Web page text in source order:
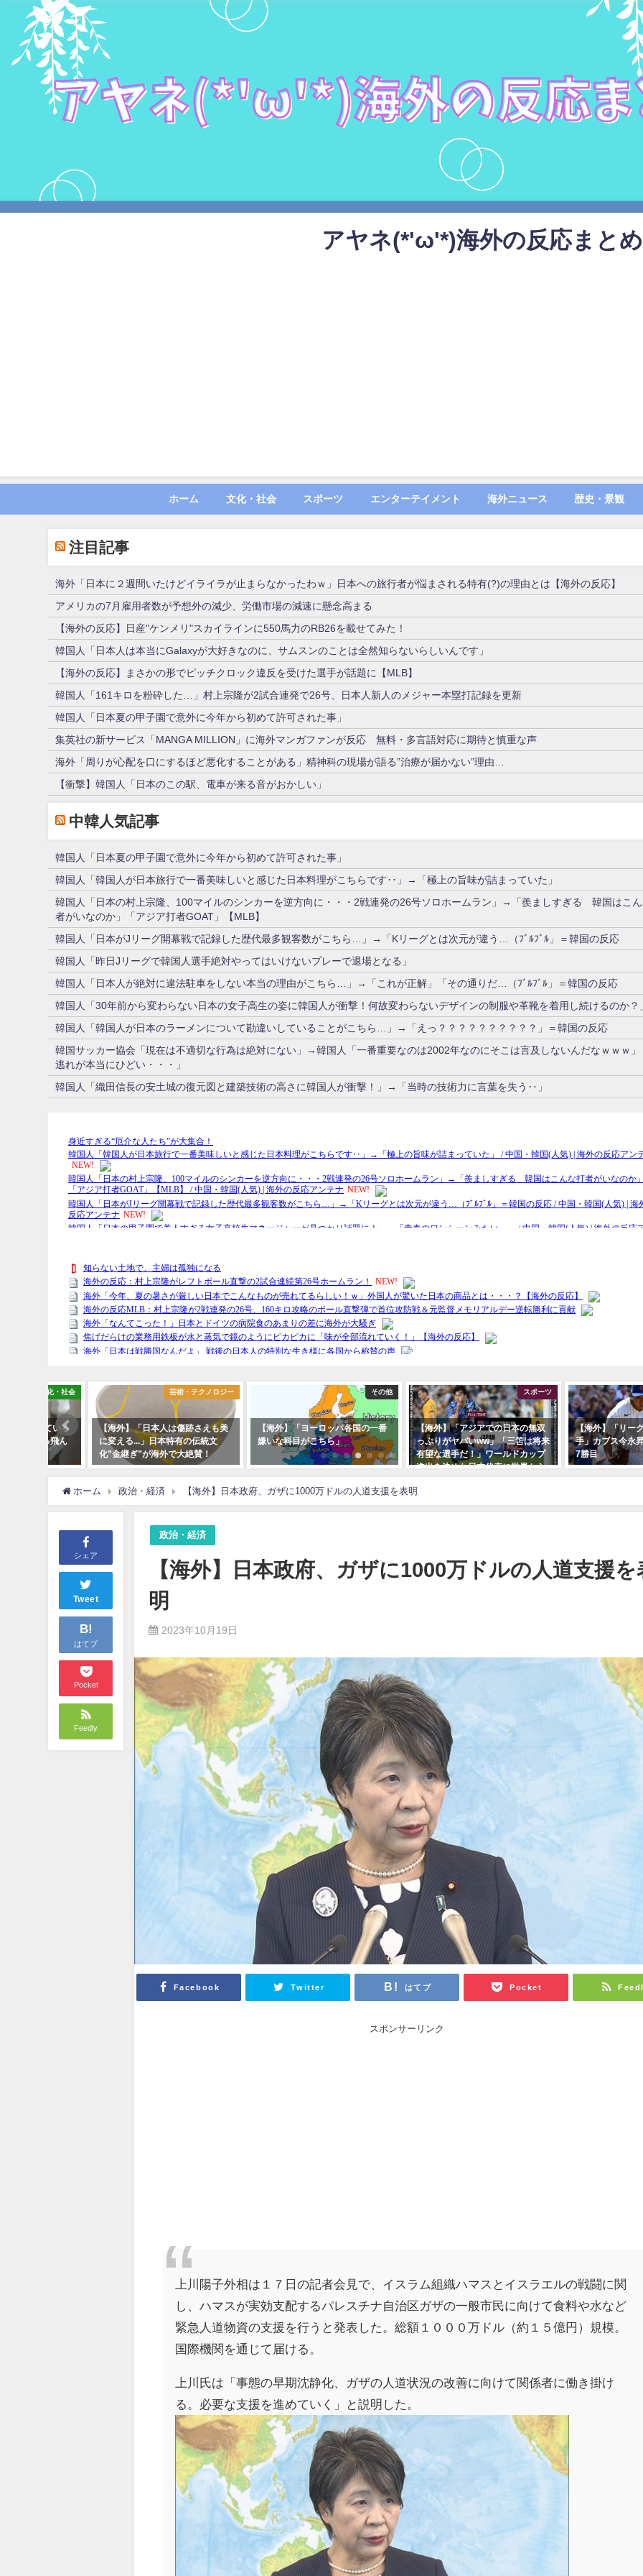
アヤネ(*'ω'*)海外の反応まとめ
ホーム 文化・社会 スポーツ エンターテイメント 海外ニュース 歴史・景観
注目記事
海外「日本に２週間いたけどイライラが止まらなかったわｗ」日本への旅行者が悩まされる特有(?)の理由とは【海外の反応】
アメリカの7月雇用者数が予想外の減少、労働市場の減速に懸念高まる
【海外の反応】日産"ケンメリ"スカイラインに550馬力のRB26を載せてみた！
韓国人「日本人は本当にGalaxyが大好きなのに、サムスンのことは全然知らないらしいんです」
【海外の反応】まさかの形でピッチクロック違反を受けた選手が話題に【MLB】
韓国人「161キロを粉砕した…」村上宗隆が2試合連発で26号、日本人新人のメジャー本塁打記録を更新
韓国人「日本夏の甲子園で意外に今年から初めて許可された事」
集英社の新サービス「MANGA MILLION」に海外マンガファンが反応 無料・多言語対応に期待と慎重な声
海外「周りが心配を口にするほど悪化することがある」精神科の現場が語る”治療が届かない”理由…
【衝撃】韓国人「日本のこの駅、電車が来る音がおかしい」
中韓人気記事
韓国人「日本夏の甲子園で意外に今年から初めて許可された事」
韓国人「韓国人が日本旅行で一番美味しいと感じた日本料理がこちらです‥」→「極上の旨味が詰まっていた」
韓国人「日本の村上宗隆、100マイルのシンカーを逆方向に・・・2戦連発の26号ソロホームラン」→「羨ましすぎる 韓国はこ
者がいなのか」「アジア打者GOAT」【MLB】
韓国人「日本がJリーグ開幕戦で記録した歴代最多観客数がこちら…」→「Kリーグとは次元が違う…（ﾌﾞﾙﾌﾞﾙ」＝韓国の反応
韓国人「昨日Jリーグで韓国人選手絶対やってはいけないプレーで退場となる」
韓国人「日本人が絶対に違法駐車をしない本当の理由がこちら…」→「これが正解」「その通りだ…（ﾌﾞﾙﾌﾞﾙ」＝韓国の反応
韓国人「30年前から変わらない日本の女子高生の姿に韓国人が衝撃！何故変わらないデザインの制服や革靴を着用し続けるのか？
韓国人「韓国人が日本のラーメンについて勘違いしていることがこちら…」→「えっ？？？？？？？？？？」＝韓国の反応
韓国サッカー協会「現在は不適切な行為は絶対にない」→韓国人「一番重要なのは2002年なのにそこは言及しないんだなｗｗｗ」
逃れが本当にひどい・・・」
韓国人「織田信長の安土城の復元図と建築技術の高さに韓国人が衝撃！」→「当時の技術力に言葉を失う‥」
芸術・テクノロジー
【海外】「日本人は傷跡さえも美
に変える...」日本特有の伝統文
化”金継ぎ”が海外で大絶賛！
その他
【海外】「ヨーロッパ各国の一番
嫌いな科目がこちら」
スポーツ
【海外】「アジアでの日本の無双
っぷりがヤバいww」「三笘は将来
有望な選手だ！」ワールドカップ
進出を決めた日本代表に世界から
【海外】「リーグで一番好
手」カブス今永昇太が7回1
7勝目
ホーム 政治・経済 【海外】日本政府、ガザに1000万ドルの人道支援を表明
シェア
Tweet
B!
はてブ
Pocket
Feedly
政治・経済
【海外】日本政府、ガザに1000万ドルの人道支援を
明
2023年10月19日
Facebook Twitter はてブ Pocket
スポンサーリンク
上川陽子外相は１７日の記者会見で、イスラム組織ハマスとイスラエルの戦闘に関
し、ハマスが実効支配するパレスチナ自治区ガザの一般市民に向けて食料や水など
緊急人道物資の支援を行うと発表した。総額１０００万ドル（約１５億円）規模。
国際機関を通じて届ける。
上川氏は「事態の早期沈静化、ガザの人道状況の改善に向けて関係者に働き掛け
る。必要な支援を進めていく」と説明した。